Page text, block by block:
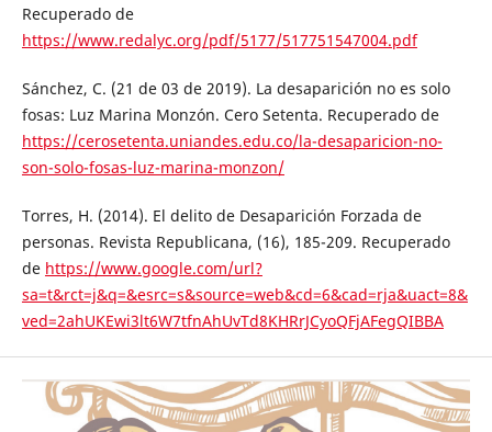
Recuperado de
https://www.redalyc.org/pdf/5177/517751547004.pdf
Sánchez, C. (21 de 03 de 2019). La desaparición no es solo
fosas: Luz Marina Monzón. Cero Setenta. Recuperado de
https://cerosetenta.uniandes.edu.co/la-desaparicion-no-
son-solo-fosas-luz-marina-monzon/
Torres, H. (2014). El delito de Desaparición Forzada de
personas. Revista Republicana, (16), 185-209. Recuperado
de https://www.google.com/url?
sa=t&rct=j&q=&esrc=s&source=web&cd=6&cad=rja&uact=8&
ved=2ahUKEwi3lt6W7tfnAhUvTd8KHRrJCyoQFjAFegQIBBA